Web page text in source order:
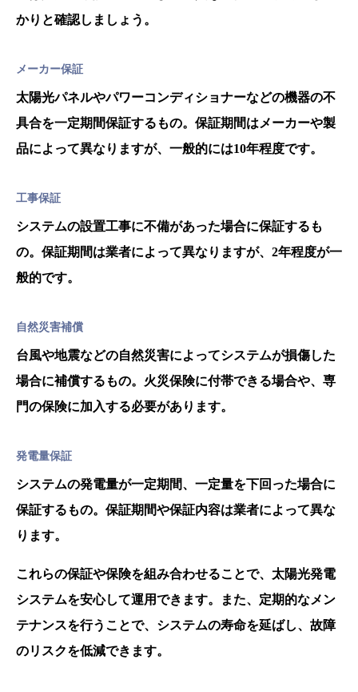
かりと確認しましょう。
メーカー保証
太陽光パネルやパワーコンディショナーなどの機器の不
具合を一定期間保証するもの。保証期間はメーカーや製
品によって異なりますが、一般的には10年程度です。
工事保証
システムの設置工事に不備があった場合に保証するも
の。保証期間は業者によって異なりますが、2年程度が一
般的です。
自然災害補償
台風や地震などの自然災害によってシステムが損傷した
場合に補償するもの。火災保険に付帯できる場合や、専
門の保険に加入する必要があります。
発電量保証
システムの発電量が一定期間、一定量を下回った場合に
保証するもの。保証期間や保証内容は業者によって異な
ります。
これらの保証や保険を組み合わせることで、太陽光発電
システムを安心して運用できます。また、定期的なメン
テナンスを行うことで、システムの寿命を延ばし、故障
のリスクを低減できます。